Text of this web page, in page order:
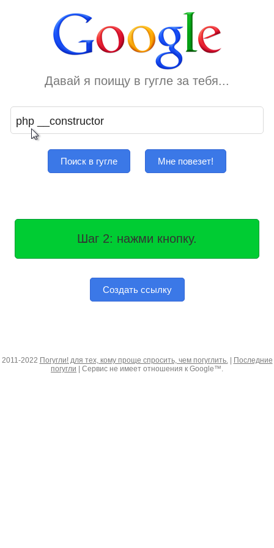
Давай я поищу в гугле за тебя...
Поиск в гугле Мне повезет!
Шаг 2: нажми кнопку.
Создать ссылку
2011-2022 Погугли! для тех, кому проще спросить, чем погуглить.|
Последние
погугли | Сервис не имеет отношения к Google™.